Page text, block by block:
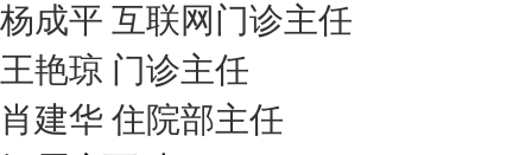
杨成平 互联网门诊主任
王艳琼 门诊主任
肖建华 住院部主任